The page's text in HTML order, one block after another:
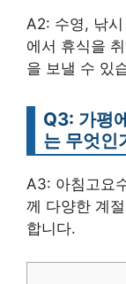
A2: 수영, 낚
에서 휴식을
을 보낼 수 있
Q3: 가평
는 무엇인
A3: 아침고요
께 다양한 계
합니다.